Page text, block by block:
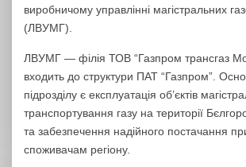
виробничому управлінні магістральних
(ЛВУМГ).
ЛВУМГ — філія ТОВ “Газпром трансгаз
входить до структури ПАТ “Газпром”.
підрозділу є експлуатація об’єктів
транспортування газу на території
та забезпечення надійного постачання
споживачам регіону.